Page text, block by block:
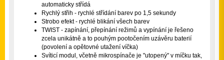
automaticky střídá
Rychlý střih - rychlé střídání barev po 1,5 sekundy
Strobo efekt - rychlé blikání všech barev
TWIST - zapínání, přepínání režimů a vypínání je řešeno
zcela unikátně a to pouhým pootočením uzávěru baterií
(povolení a opětovné utažení víčka)
Svíticí modul, včetně mikrospínače je "utopený" v míčku tak,